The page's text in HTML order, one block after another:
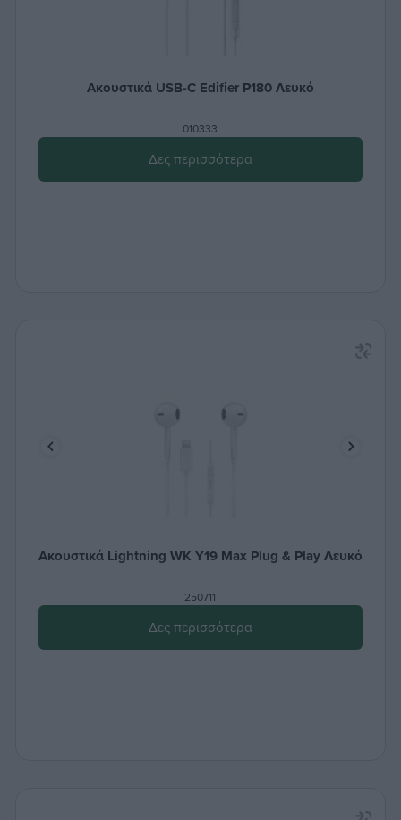
Ακουστικά USB-C Edifier P180 Λευκό
010333
Δες περισσότερα
Ακουστικά Lightning WK Y19 Max Plug & Play Λευκό
250711
Δες περισσότερα